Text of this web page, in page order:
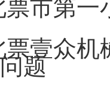
北
票
题